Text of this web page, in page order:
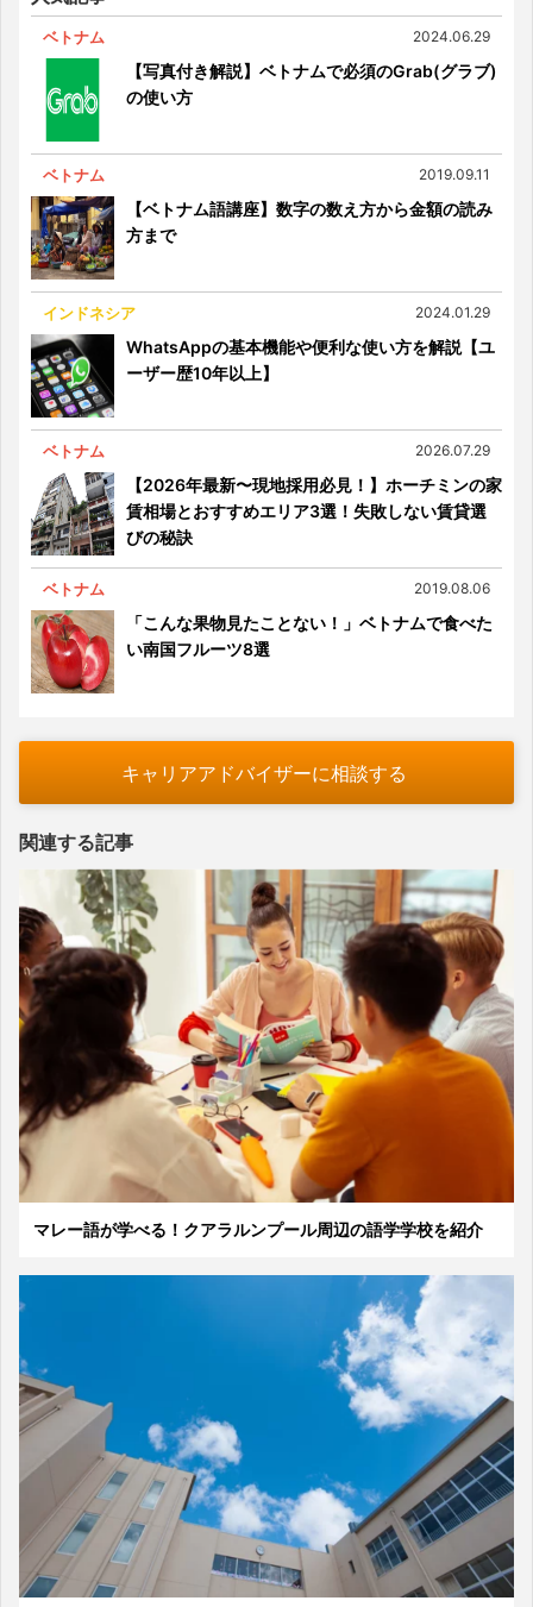
ベトナム 2024.06.29
【写真付き解説】ベトナムで必須のGrab(グラブ)
の使い方
ベトナム 2019.09.11
【ベトナム語講座】数字の数え方から金額の読み
方まで
インドネシア 2024.01.29
WhatsAppの基本機能や便利な使い方を解説【ユ
ーザー歴10年以上】
ベトナム 2026.07.29
【2026年最新〜現地採用必見！】ホーチミンの家
賃相場とおすすめエリア3選！失敗しない賃貸選
びの秘訣
ベトナム 2019.08.06
「こんな果物見たことない！」ベトナムで食べた
い南国フルーツ8選
キャリアアドバイザーに相談する
関連する記事
マレー語が学べる！クアラルンプール周辺の語学学校を紹介